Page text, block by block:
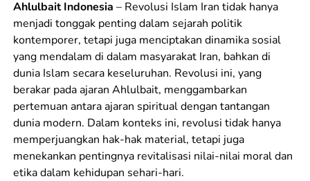
Ahlulbait Indonesia – Revolusi Islam Iran tidak hanya
menjadi tonggak penting dalam sejarah politik
kontemporer, tetapi juga menciptakan dinamika sosial
yang mendalam di dalam masyarakat Iran, bahkan di
dunia Islam secara keseluruhan. Revolusi ini, yang
berakar pada ajaran Ahlulbait, menggambarkan
pertemuan antara ajaran spiritual dengan tantangan
dunia modern. Dalam konteks ini, revolusi tidak hanya
memperjuangkan hak-hak material, tetapi juga
menekankan pentingnya revitalisasi nilai-nilai moral dan
etika dalam kehidupan sehari-hari.